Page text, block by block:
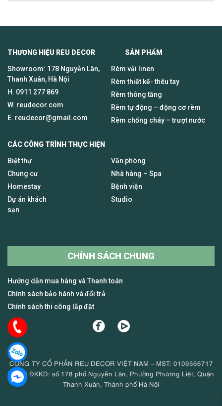
THƯƠNG HIỆU REU DECOR SẢN PHẨM
Showroom: 178 Nguyễn Lân,
Thanh Xuân, Hà Nội
H. 0911 277 869
W. reudecor.com
E. reudecor@gmail.com
Rèm vải linen
Rèm thiết kế- thêu tay
Rèm thông tầng
Rèm tự động – động cơ rèm
Rèm chống cháy – trượt nước
CÁC CÔNG TRÌNH THỰC HIỆN
Biệt thự
Chung cư
Homestay
Dự án khách
sạn
Văn phòng
Nhà hàng – Spa
Bệnh viện
Studio
CHÍNH SÁCH CHUNG
Hướng dẫn mua hàng và Thanh toán
Chính sách bảo hành và đổi trả
Chính sách thi công lắp đặt
CÔNG TY CỔ PHẦN REU DECOR VIỆT NAM – MST: 0109566717
Trụ sở ĐKKD: số 178 phố Nguyễn Lân, Phường Phương Liệt, Quận
Thanh Xuân, Thành phố Hà Nội